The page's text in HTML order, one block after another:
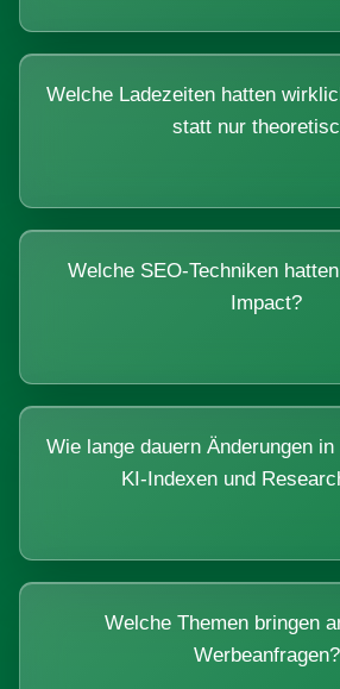
Welche Ladezeiten hatten
statt nur
Welche SEO-Techniken
Impact?
Wie lange dauern Änderungen
KI-Indexen und
Welche Themen bringen
Werbeanfragen?